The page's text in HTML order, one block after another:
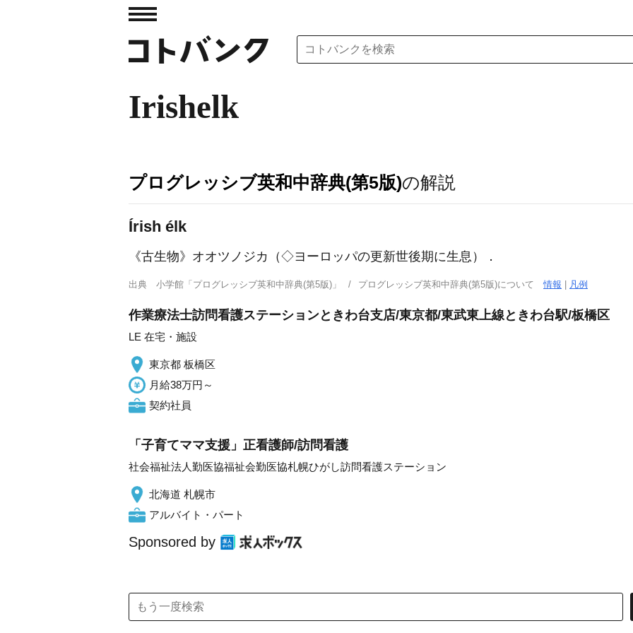
Irishelk
プログレッシブ英和中辞典(第5版)の解説
Írish élk
《古生物》 オオツノジカ（◇ヨーロッパの更新世後期に生息） ．
出典 小学館「プログレッシブ英和中辞典(第5版)」 プログレッシブ英和中辞典(第5版)について情報 凡例
作業療法士訪問看護ステーションときわ台支店/東京都/東武東上線ときわ台駅/板橋区
LE 在宅・施設
東京都 板橋区
月給38万円～
契約社員
「子育てママ支援」正看護師/訪問看護
社会福祉法人勤医協福祉会勤医協札幌ひがし訪問看護ステーション
北海道 札幌市
アルバイト・パート
Sponsored by